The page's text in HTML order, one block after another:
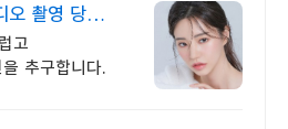
오 촬영 당일
고
추구합니다.